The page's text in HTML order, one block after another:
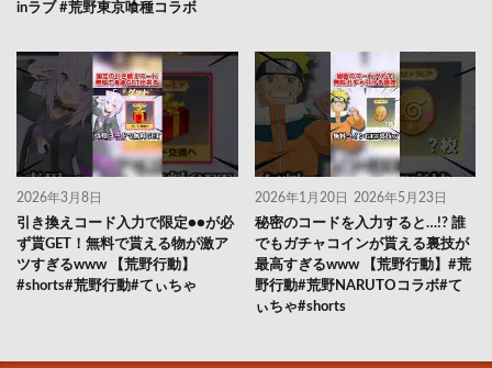
inラブ #荒野東京喰種コラボ
2026年3月8日
引き換えコード入力で限定●●が必
ず貰GET！無料で貰える物が激ア
ツすぎるwww 【荒野行動】
#shorts#荒野行動#てぃちゃ
2026年1月20日 2026年5月23日
秘密のコードを入力すると…!? 誰
でもガチャコインが貰える裏技が
最高すぎるwww 【荒野行動】#荒
野行動#荒野NARUTOコラボ#て
ぃちゃ#shorts